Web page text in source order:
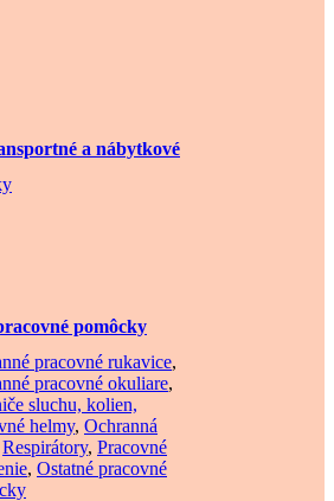
a nábytkové
pomôcky
pracovné rukavice,
pracovné okuliare,
sluchu, kolien,
helmy, Ochranná
Respirátory, Pracovné
, Ostatné pracovné